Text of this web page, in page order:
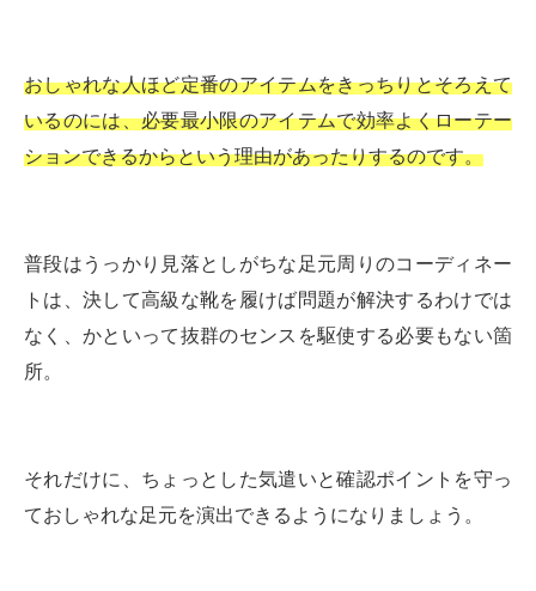
おしゃれな人ほど定番のアイテムをきっちりとそろえて
いるのには、必要最小限のアイテムで効率よくローテー
ションできるからという理由があったりするのです。
普段はうっかり見落としがちな足元周りのコーディネー
トは、決して高級な靴を履けば問題が解決するわけでは
なく、かといって抜群のセンスを駆使する必要もない箇
所。
それだけに、ちょっとした気遣いと確認ポイントを守っ
ておしゃれな足元を演出できるようになりましょう。